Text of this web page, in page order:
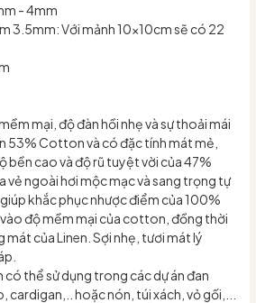
- 4mm
3.5mm: Với mảnh 10x10cm sẽ có 22
mại, độ đàn hồi nhẹ và sự thoải mái
53% Cotton và có đặc tính mát mẻ,
bền cao và độ rũ tuyệt vời của 47%
vẻ ngoài hơi mộc mạc và sang trọng tự
khắc phục nhược điểm của 100%
độ mềm mại của cotton, đồng thời
mát của Linen. Sợi nhẹ, tươi mát lý
có thể sử dụng trong các dự án đan
hoặc nón, túi xách, vỏ gối,...